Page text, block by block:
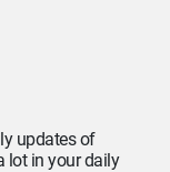
updates of
lot in your daily